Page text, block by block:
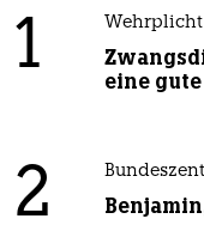
1
eine
2